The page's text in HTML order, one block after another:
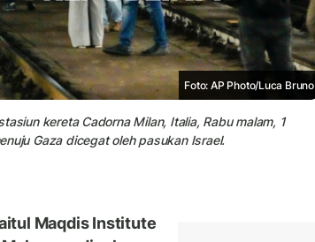
Foto: AP Photo/Luca Bruno
kereta Cadorna Milan, Italia, Rabu malam, 1
Gaza dicegat oleh pasukan Israel.
Maqdis Institute